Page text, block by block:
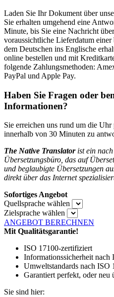
Laden Sie Ihr Dokument über
Sie erhalten umgehend eine
Minute, bis Sie eine Nachricht
voraussichtliche Lieferdatum einer
dem Deutschen ins Englische
online bestellen und mit
folgende Zahlungsmethoden:
PayPal und Apple Pay.
Haben Sie Fragen oder
Informationen?
Sie erreichen uns rund um die Uhr
innerhalb von 30 Minuten zu
The Native Translator ist ein
Übersetzungsbüro, das auf
und beglaubigte Übersetzungen
direkt über das Internet
Sofortiges Angebot
Quellsprache wählen
Zielsprache wählen
ANGEBOT BERECHNEN
Mit Qualitätsgarantie!
ISO 17100-zertifiziert
Informationssicherheit nach
Umweltstandards nach ISO
Garantiert perfekt, oder neu
Sie sind hier: